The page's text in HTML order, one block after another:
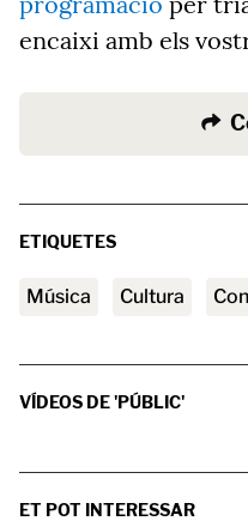
encaixi amb els
ETIQUETES
Música Cultura
VÍDEOS DE 'PÚBLIC'
ET POT INTERESSAR